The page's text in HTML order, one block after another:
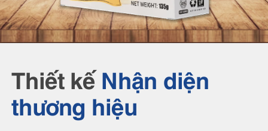
Thiết kếNhận diện
thương hiệu